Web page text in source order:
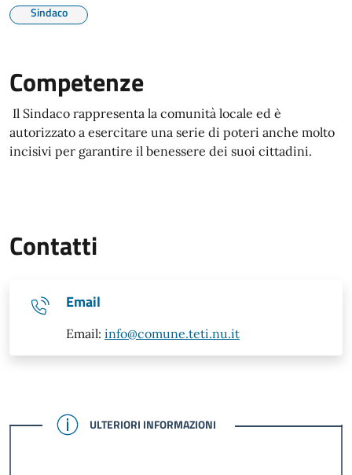
Sindaco
Competenze
Il Sindaco rappresenta la comunità locale ed è
autorizzato a esercitare una serie di poteri anche molto
incisivi per garantire il benessere dei suoi cittadini.
Contatti
Email
Email: info@comune.teti.nu.it
CONFERMATO
ULTERIORI INFORMAZIONI